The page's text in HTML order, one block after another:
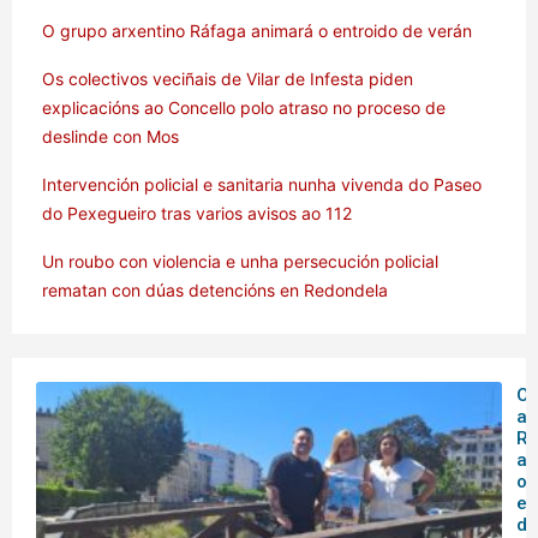
O grupo arxentino Ráfaga animará o entroido de verán
Os colectivos veciñais de Vilar de Infesta piden
explicacións ao Concello polo atraso no proceso de
deslinde con Mos
Intervención policial e sanitaria nunha vivenda do Paseo
do Pexegueiro tras varios avisos ao 112
Un roubo con violencia e unha persecución policial
rematan con dúas detencións en Redondela
O
o